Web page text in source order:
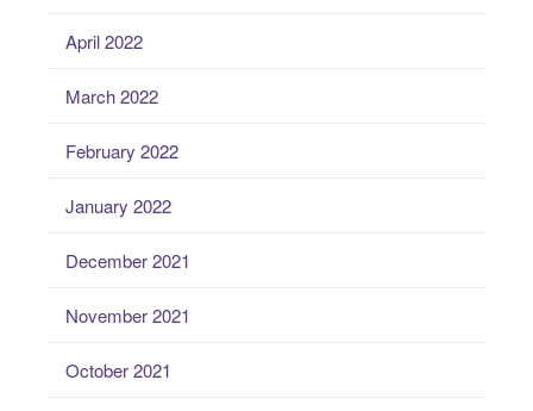
April 2022
March 2022
February 2022
January 2022
December 2021
November 2021
October 2021